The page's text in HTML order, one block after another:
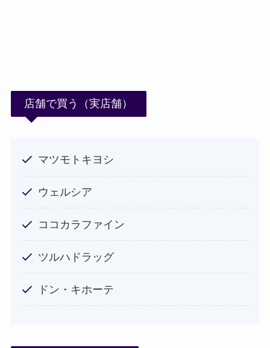
店舗で買う（実店舗）
マツモトキヨシ
ウェルシア
ココカラファイン
ツルハドラッグ
ドン・キホーテ